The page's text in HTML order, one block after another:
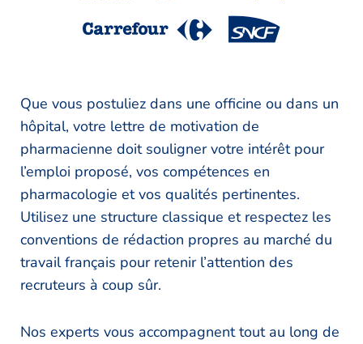
Que vous postuliez dans une officine ou dans un
hôpital, votre lettre de motivation de
pharmacienne doit souligner votre intérêt pour
l’emploi proposé, vos compétences en
pharmacologie et vos qualités pertinentes.
Utilisez une structure classique et respectez les
conventions de rédaction propres au marché du
travail français pour retenir l’attention des
recruteurs à coup sûr.
Nos experts vous accompagnent tout au long de